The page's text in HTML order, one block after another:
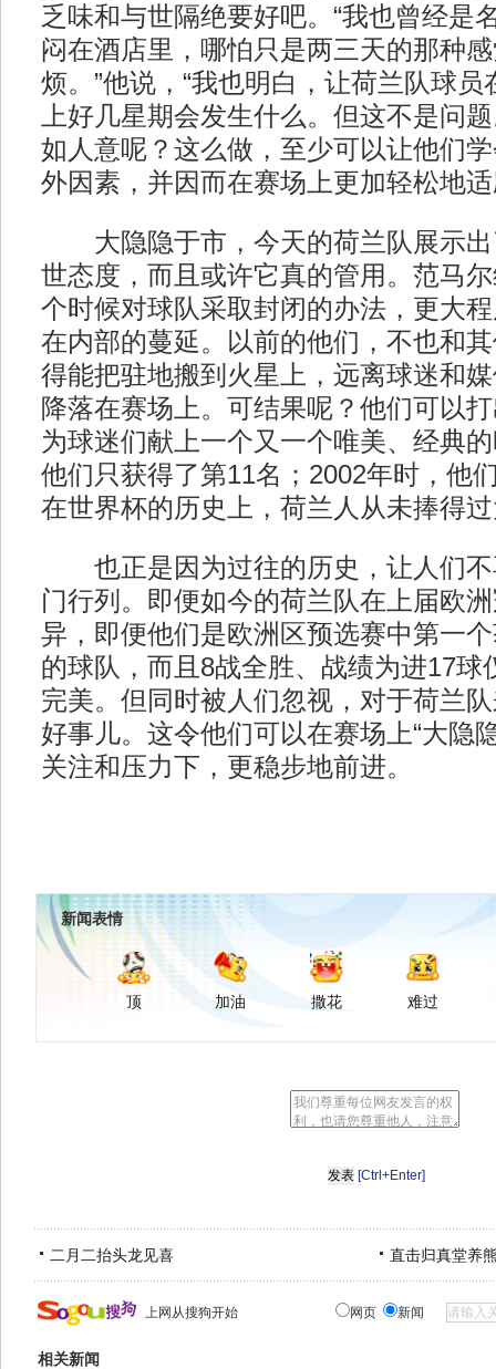
乏味和与世隔绝要好吧。“我也曾经是
闷在酒店里，哪怕只是两三天的那种
烦。”他说，“我也明白，让荷兰队球
上好几星期会发生什么。但这不是问
如人意呢？这么做，至少可以让他们
外因素，并因而在赛场上更加轻松地适
大隐隐于市，今天的荷兰队展示出
世态度，而且或许它真的管用。范马
个时候对球队采取封闭的办法，更大
在内部的蔓延。以前的他们，不也和
得能把驻地搬到火星上，远离球迷和
降落在赛场上。可结果呢？他们可以
为球迷们献上一个又一个唯美、经典
他们只获得了第11名；2002年时，他
在世界杯的历史上，荷兰人从未捧得
也正是因为过往的历史，让人们不
门行列。即便如今的荷兰队在上届欧
异，即便他们是欧洲区预选赛中第一
的球队，而且8战全胜、战绩为进17球
完美。但同时被人们忽视，对于荷兰
好事儿。这令他们可以在赛场上“大隐
关注和压力下，更稳步地前进。
新闻表情
顶 加油 撒花 难过
[Ctrl+Enter]
二月二抬头龙见喜 直击归真堂养
上网从搜狗开始 网页 新闻
相关新闻